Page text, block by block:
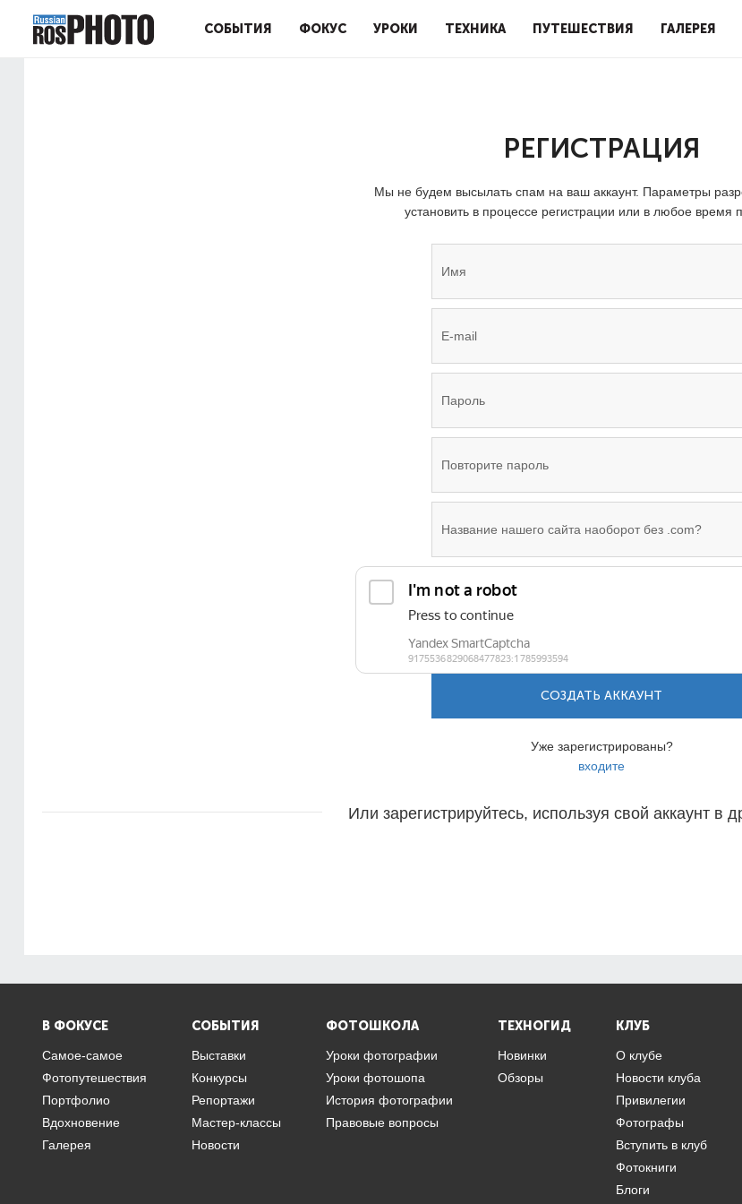
СОБЫТИЯ ФОКУС УРОКИ ТЕХНИКА ПУТЕШЕСТВИЯ ГАЛЕРЕЯ
РЕГИСТРАЦИЯ
Мы не будем высылать спам на ваш аккаунт. Параметры
установить в процессе регистрации или в любое время
СОЗДАТЬ АККАУНТ
Уже зарегистрированы?
входите
Или зарегистрируйтесь, используя свой аккаунт в
В ФОКУСЕ
Самое-самое
Фотопутешествия
Портфолио
Вдохновение
Галерея
СОБЫТИЯ
Выставки
Конкурсы
Репортажи
Мастер-классы
Новости
ФОТОШКОЛА
Уроки фотографии
Уроки фотошопа
История фотографии
Правовые вопросы
ТЕХНОГИД
Новинки
Обзоры
КЛУБ
О клубе
Новости клуба
Привилегии
Фотографы
Вступить в клуб
Фотокниги
Блоги